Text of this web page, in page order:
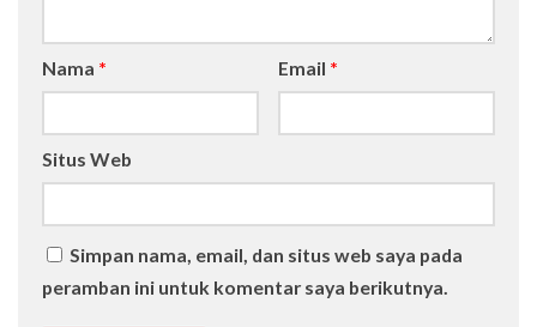
Nama * Email *
Situs Web
Simpan nama, email, dan situs web saya pada
peramban ini untuk komentar saya berikutnya.